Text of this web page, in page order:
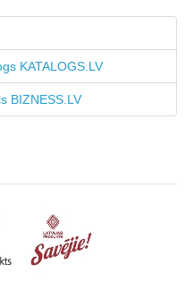
KATALOGS.LV
BIZNESS.LV